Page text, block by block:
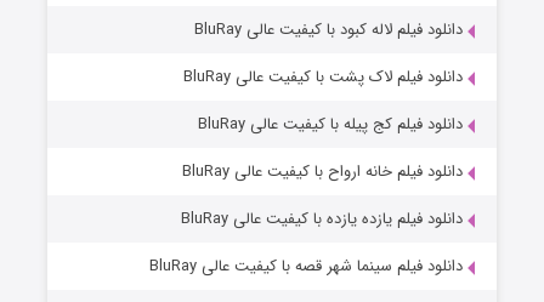
دانلود فیلم لاله کبود با کیفیت عالی BluRay
دانلود فیلم لاک پشت با کیفیت عالی BluRay
دانلود فیلم کج‌ پیله با کیفیت عالی BluRay
دانلود فیلم خانه ارواح با کیفیت عالی BluRay
دانلود فیلم یازده یازده با کیفیت عالی BluRay
دانلود فیلم سینما شهر قصه با کیفیت عالی BluRay